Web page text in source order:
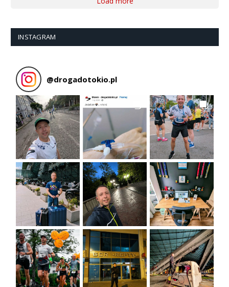
INSTAGRAM
@drogadotokio.pl